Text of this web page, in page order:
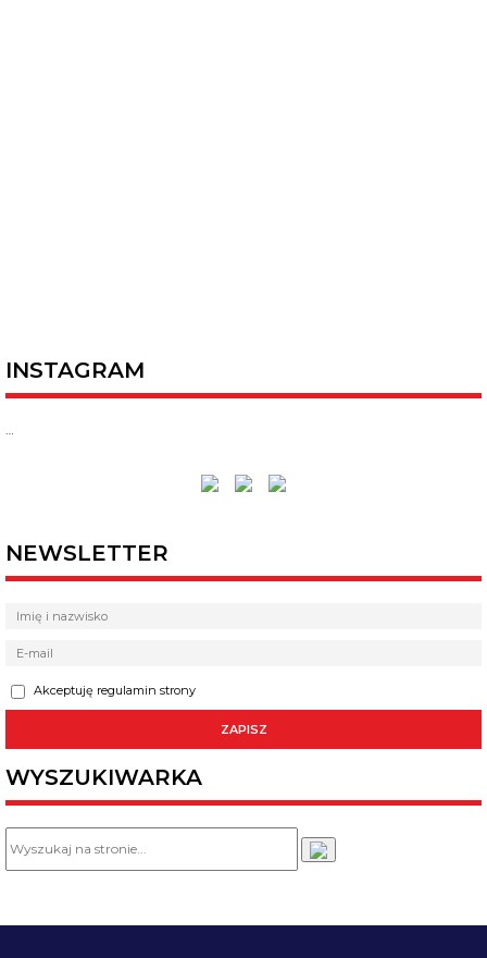
INSTAGRAM
…
NEWSLETTER
Akceptuję regulamin strony
WYSZUKIWARKA